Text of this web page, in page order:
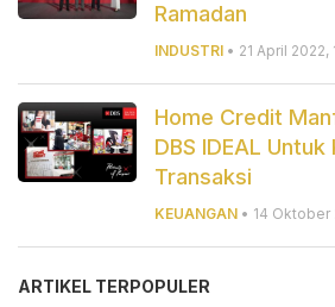
Ramadan
INDUSTRI • 21 April 2022,
Home Credit
DBS IDEAL Untuk
Transaksi
KEUANGAN • 14 Oktober
ARTIKEL TERPOPULER